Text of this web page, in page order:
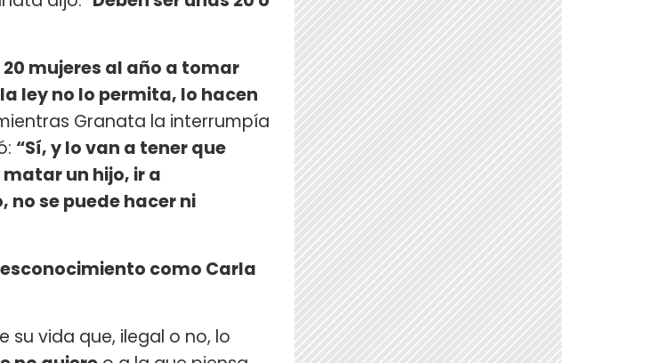
20 mujeres al año a tomar
ley no lo permita, lo hacen
Granata la interrumpía
“Sí, y lo van a tener que
un hijo, ir a
se puede hacer ni
como Carla
su vida que, ilegal o no, lo